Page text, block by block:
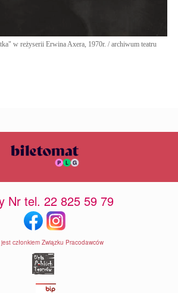
w reżyserii Erwina Axera, 1970r. / archiwum teatru
Nr tel. 22 825 59 79
członkiem Związku Pracodawców